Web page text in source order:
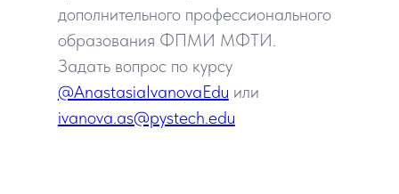
дополнительного профессионального
образования ФПМИ МФТИ.
Задать вопрос по курсу
@AnastasiaIvanovaEdu или
ivanova.as@pystech.edu